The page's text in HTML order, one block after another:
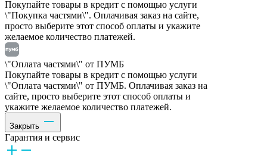
Покупайте товары в кредит с помощью услуги
\"Покупка частями\". Оплачивая заказ на сайте,
просто выберите этот способ оплаты и укажите
желаемое количество платежей.
\"Оплата частями\" от ПУМБ
Покупайте товары в кредит с помощью услуги
\"Оплата частями\" от ПУМБ. Оплачивая заказ на
сайте, просто выберите этот способ оплаты и
укажите желаемое количество платежей.
Закрыть
Гарантия и сервис